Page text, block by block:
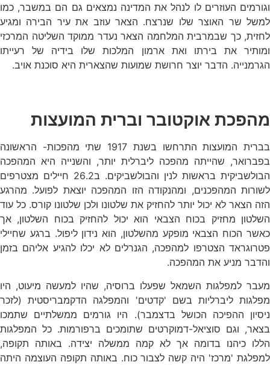
וגורמים העוזרים לו לנהל את המדינה נמצאים גם הם במשבר, כמו
למשל שר האוצר שלו שנרצח. הצאר עוזב את עיר הבירה ומגיע
לחזית, כך שבמרבית המלחמה הצאר נעדר ממוקד השליטה המרכזי
ומותיר את בירתו ואת ארמון המלכות שלו בידיה של רעייתו
הגרמנייה. הדבר יוצר חרושת שמועות שהצארית היא סוכנת אויב.
מהפכת אוקטובר וברית המועצות
בברית המועצות התרחשו בשנת 1917 שתי מהפכות- הראשונה
בפברואר, שהייתה מהפכה ליברלית יותר, והשנייה היא המהפכה
הבולשביקית בראשות לנין והבולשביקים. ב26.2 חיילים מצטרפים
לשורות המהפכנים, ומהנקודה הזו המהפכה יוצאת לפועל. מהרגע
הזה הצאר לא יכול יותר להחזיק את שלטונו ולכן שלטונו קורס. כל עוד
השלטון מחזיק בכוח הצבאי הוא יכול להחזיק בכוח השלטון, אך
כאשר הכוח הצבאי מופקע מהשלטון, הוא נידון ליפול. ברגע שחיילי
פטרוגראד הצטרפו למהפכה, הגנרלים לא יכלו להגיע אליהם בזמן
והדבר מניע את המהפכה.
מעבר למפלגות השמאל שפעלו ברוסיה, שהיו למעשה מיעוט, היו
מפלגות ליברליות בשם 'קדטים' והמפלגה הדקמבריסטית (לזכר
ניסיון ההפיכה הכושל בדצמבר). היו גורמים ממשלתיים שתמכו
בצאר, וגם סוציאל-דמוקרטים שתומכים ברפורמות. כל המפלגות
הללו כיהנו בדומה אך לא קמה ממשלה יצידה. באותה תקופה,
למפלגת 'מרכז' היה קשה לצבור כוח. באותה תקופה העוצמה היתה